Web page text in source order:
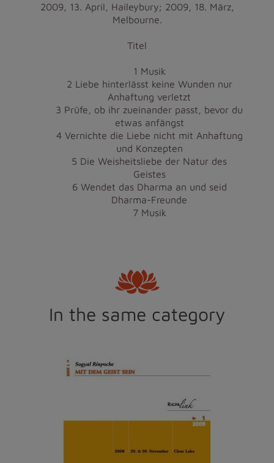
2009, 13. April, Haileybury; 2009, 18. März,
Melbourne.
Titel
1 Musik
2 Liebe hinterlässt keine Wunden nur
Anhaftung verletzt
3 Prüfe, ob ihr zueinander passt, bevor du
etwas anfängst
4 Vernichte die Liebe nicht mit Anhaftung
und Konzepten
5 Die Weisheitsliebe der Natur des
Geistes
6 Wendet das Dharma an und seid
Dharma-Freunde
7 Musik
In the same category